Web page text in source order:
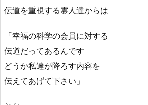
伝道を重視する霊人達からは
「幸福の科学の会員に対する
伝道だってあるんです
どうか私達が降ろす内容を
伝えてあげて下さい」